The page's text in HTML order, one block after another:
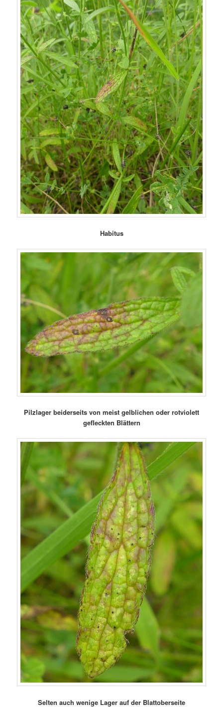
Habitus
Pilzlager beiderseits von meist gelblichen oder rotviolett
gefleckten Blättern
Selten auch wenige Lager auf der Blattoberseite